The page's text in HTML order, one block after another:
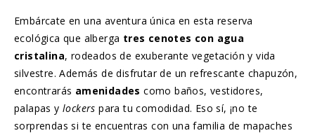
Embárcate en una aventura única en esta reserva
ecológica que alberga tres cenotes con agua
cristalina, rodeados de exuberante vegetación y vida
silvestre. Además de disfrutar de un refrescante chapuzón,
encontrarás amenidades como baños, vestidores,
palapas ylockers para tu comodidad. Eso sí, ¡no te
sorprendas si te encuentras con una familia de mapaches